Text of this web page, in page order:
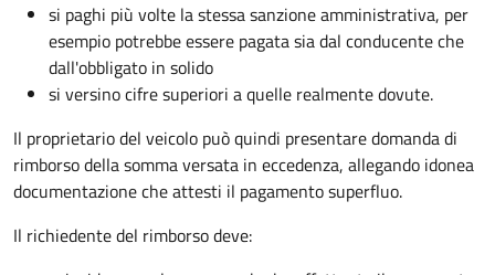
si paghi più volte la stessa sanzione amministrativa, per
esempio potrebbe essere pagata sia dal conducente che
dall'obbligato in solido
si versino cifre superiori a quelle realmente dovute.
Il proprietario del veicolo può quindi presentare domanda di
rimborso della somma versata in eccedenza, allegando idonea
documentazione che attesti il pagamento superfluo.
Il richiedente del rimborso deve: